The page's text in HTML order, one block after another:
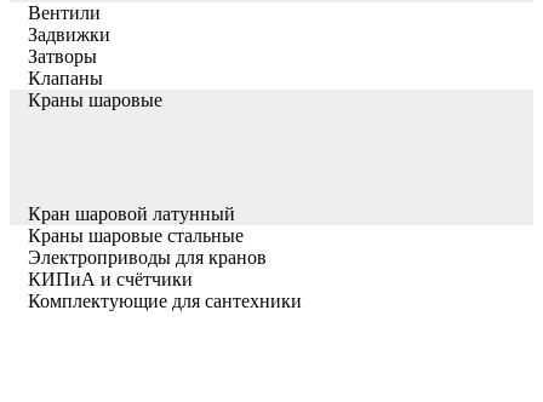
Вентили
Задвижки
Затворы
Клапаны
Краны шаровые
Кран шаровой латунный
Краны шаровые стальные
Электроприводы для кранов
КИПиА и счётчики
Комплектующие для сантехники